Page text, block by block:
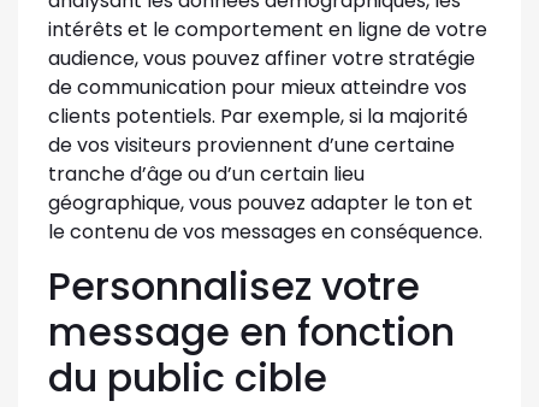
intérêts et le comportement en ligne de votre
audience, vous pouvez affiner votre stratégie
de communication pour mieux atteindre vos
clients potentiels. Par exemple, si la majorité
de vos visiteurs proviennent d’une certaine
tranche d’âge ou d’un certain lieu
géographique, vous pouvez adapter le ton et
le contenu de vos messages en conséquence.
Personnalisez votre
message en fonction
du public cible